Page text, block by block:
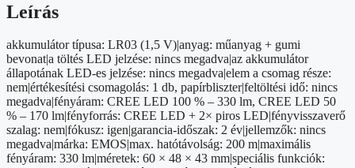
Leírás
akkumulátor típusa: LR03 (1,5 V)|anyag: műanyag + gumi
bevonat|a töltés LED jelzése: nincs megadva|az akkumulátor
állapotának LED-es jelzése: nincs megadva|elem a csomag része:
nem|értékesítési csomagolás: 1 db, papírbliszter|feltöltési idő: nincs
megadva|fényáram: CREE LED 100 % – 330 lm, CREE LED 50
% – 170 lm|fényforrás: CREE LED + 2× piros LED|fényvisszaverő
szalag: nem|fókusz: igen|garancia-időszak: 2 év|jellemzők: nincs
megadva|márka: EMOS|max. hatótávolság: 200 m|maximális
fényáram: 330 lm|méretek: 60 × 48 × 43 mm|speciális funkciók: